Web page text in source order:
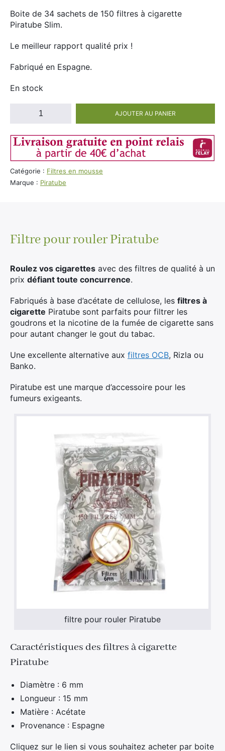
Boite de 34 sachets de 150 filtres à cigarette
Piratube Slim.
Le meilleur rapport qualité prix !
Fabriqué en Espagne.
En stock
quantité
34
Sachets
Filtres
Piratube
Slim
AJOUTER AU PANIER
Catégorie : Filtres en mousse
Marque : Piratube
Filtre pour rouler Piratube
Roulez vos cigarettes avec des filtres de qualité à un
prix défiant toute concurrence.
Fabriqués à base d’acétate de cellulose, les filtres à
cigarette Piratube sont parfaits pour filtrer les
goudrons et la nicotine de la fumée de cigarette sans
pour autant changer le gout du tabac.
Une excellente alternative aux filtres OCB, Rizla ou
Banko.
Piratube est une marque d’accessoire pour les
fumeurs exigeants.
filtre pour rouler Piratube
Caractéristiques des filtres à cigarette
Piratube
Diamètre : 6 mm
Longueur : 15 mm
Matière : Acétate
Provenance : Espagne
Cliquez sur le lien si vous souhaitez acheter par boite
Salé
Sucré